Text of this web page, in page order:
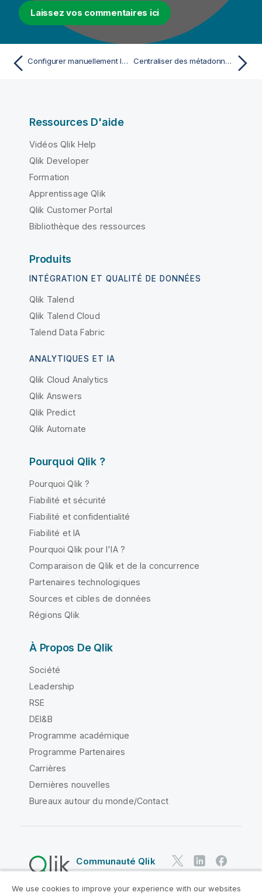
Laissez vos commentaires ici
Configurer manuellement la connexion Centraliser des métadonnées HBase
Ressources D'aide
Vidéos Qlik Help
Qlik Developer
Formation
Apprentissage Qlik
Qlik Customer Portal
Bibliothèque des ressources
Produits
INTÉGRATION ET QUALITÉ DE DONNÉES
Qlik Talend
Qlik Talend Cloud
Talend Data Fabric
ANALYTIQUES ET IA
Qlik Cloud Analytics
Qlik Answers
Qlik Predict
Qlik Automate
Pourquoi Qlik ?
Pourquoi Qlik ?
Fiabilité et sécurité
Fiabilité et confidentialité
Fiabilité et IA
Pourquoi Qlik pour l'IA ?
Comparaison de Qlik et de la concurrence
Partenaires technologiques
Sources et cibles de données
Régions Qlik
À Propos De Qlik
Société
Leadership
RSE
DEI&B
Programme académique
Programme Partenaires
Carrières
Dernières nouvelles
Bureaux autour du monde/Contact
Communauté Qlik
Contrats juridiques
We use cookies to improve your experience with our websites